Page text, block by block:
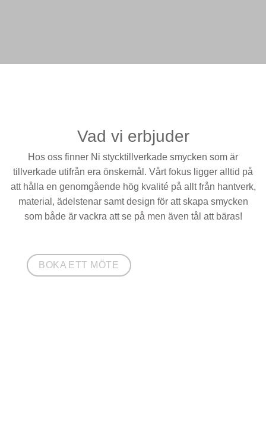
Vad vi erbjuder
Hos oss finner Ni stycktillverkade smycken som är
tillverkade utifrån era önskemål. Vårt fokus ligger alltid på
att hålla en genomgående hög kvalité på allt från hantverk,
material, ädelstenar samt design för att skapa smycken
som både är vackra att se på men även tål att bäras!
BOKA ETT MÖTE